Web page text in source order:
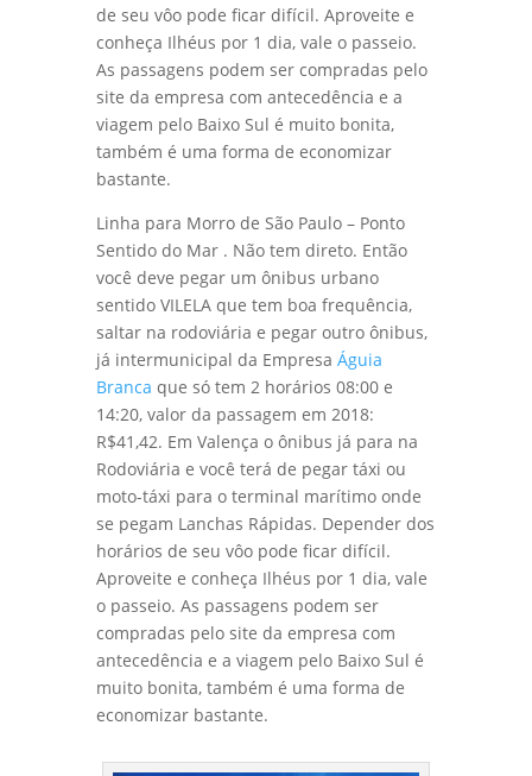
de seu vôo pode ficar difícil. Aproveite e
conheça Ilhéus por 1 dia, vale o passeio.
As passagens podem ser compradas pelo
site da empresa com antecedência e a
viagem pelo Baixo Sul é muito bonita,
também é uma forma de economizar
bastante.
Linha para Morro de São Paulo – Ponto
Sentido do Mar . Não tem direto. Então
você deve pegar um ônibus urbano
sentido VILELA que tem boa frequência,
saltar na rodoviária e pegar outro ônibus,
já intermunicipal da Empresa Águia
Branca que só tem 2 horários 08:00 e
14:20, valor da passagem em 2018:
R$41,42. Em Valença o ônibus já para na
Rodoviária e você terá de pegar táxi ou
moto-táxi para o terminal marítimo onde
se pegam Lanchas Rápidas. Depender dos
horários de seu vôo pode ficar difícil.
Aproveite e conheça Ilhéus por 1 dia, vale
o passeio. As passagens podem ser
compradas pelo site da empresa com
antecedência e a viagem pelo Baixo Sul é
muito bonita, também é uma forma de
economizar bastante.